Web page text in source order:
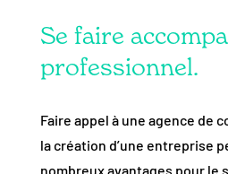
Se faire
professionnel.
Faire appel à une agence de
la création d’une entreprise
nombreux avantages pour le